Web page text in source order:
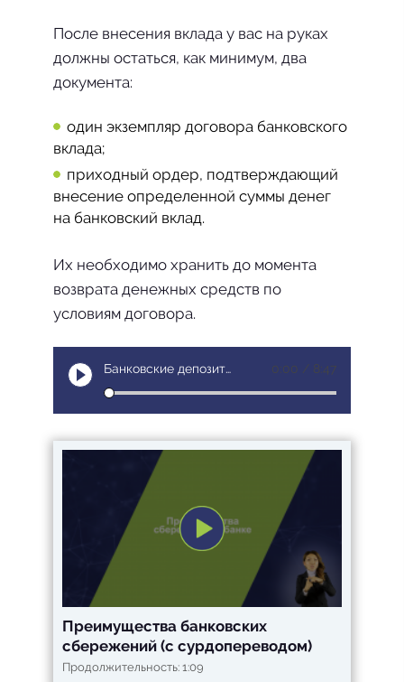
После внесения вклада у вас на руках
должны остаться, как минимум, два
документа:
один экземпляр договора банковского
вклада;
приходный ордер, под­тверждающий
внесение опреде­ленной суммы денег
на банков­ский вклад.
Их необходимо хранить до момента
возврата денежных средств по
условиям договора.
0:00 / 8:47
Банковские депозиты (эфир программы Нацбанк сообщает от 19.10.16)
Преимущества банковских
сбережений (с сурдопереводом)
Продолжительность: 1:09